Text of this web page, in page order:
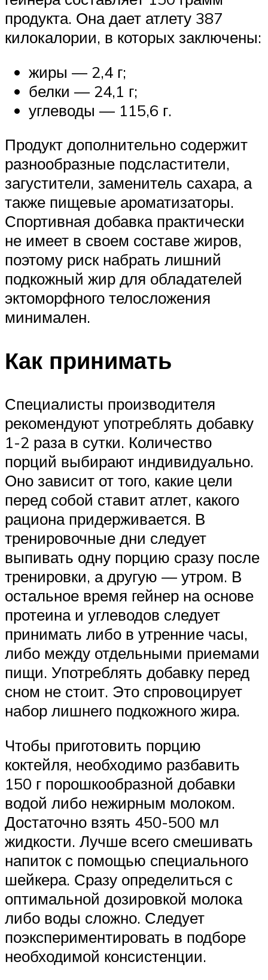
продукта. Она дает атлету 387
килокалории, в которых заключены:
жиры — 2,4 г;
белки — 24,1 г;
углеводы — 115,6 г.
Продукт дополнительно содержит
разнообразные подсластители,
загустители, заменитель сахара, а
также пищевые ароматизаторы.
Спортивная добавка практически
не имеет в своем составе жиров,
поэтому риск набрать лишний
подкожный жир для обладателей
эктоморфного телосложения
минимален.
Как принимать
Специалисты производителя
рекомендуют употреблять добавку
1-2 раза в сутки. Количество
порций выбирают индивидуально.
Оно зависит от того, какие цели
перед собой ставит атлет, какого
рациона придерживается. В
тренировочные дни следует
выпивать одну порцию сразу после
тренировки, а другую — утром. В
остальное время гейнер на основе
протеина и углеводов следует
принимать либо в утренние часы,
либо между отдельными приемами
пищи. Употреблять добавку перед
сном не стоит. Это спровоцирует
набор лишнего подкожного жира.
Чтобы приготовить порцию
коктейля, необходимо разбавить
150 г порошкообразной добавки
водой либо нежирным молоком.
Достаточно взять 450-500 мл
жидкости. Лучше всего смешивать
напиток с помощью специального
шейкера. Сразу определиться с
оптимальной дозировкой молока
либо воды сложно. Следует
поэкспериментировать в подборе
необходимой консистенции.